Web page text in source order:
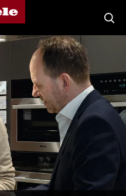
ムページ
検索